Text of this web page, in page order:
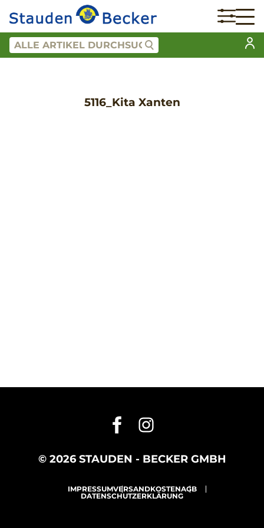
5116_Kita Xanten
© 2026 STAUDEN - BECKER GMBH
IMPRESSUMVERSANDKOSTENAGB
DATENSCHUTZERKLÄRUNG